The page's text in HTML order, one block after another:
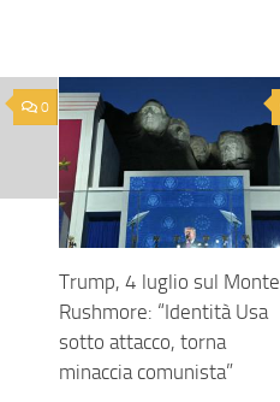
0
Trump, 4 luglio sul Monte
Rushmore: “Identità Usa
sotto attacco, torna
minaccia comunista”